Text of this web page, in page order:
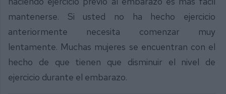
mantenerse. Si usted no ha hecho ejercicio
anteriormente necesita comenzar muy
lentamente. Muchas mujeres se encuentran con el
hecho de que tienen que disminuir el nivel de
ejercicio durante el embarazo.